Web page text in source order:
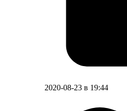
2020-08-23 в 19:44